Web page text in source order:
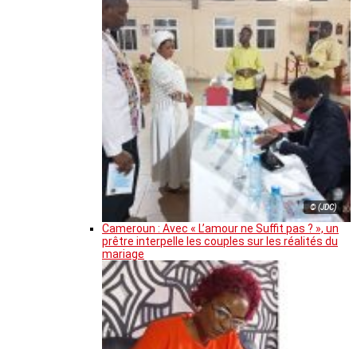
© (JDC)
Cameroun : Avec « L’amour ne Suffit pas ? », un
prêtre interpelle les couples sur les réalités du
mariage